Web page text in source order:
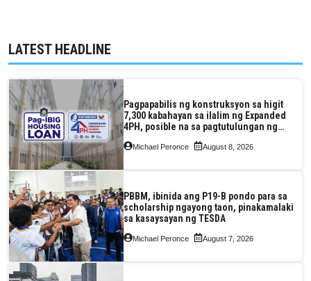
LATEST HEADLINE
Pagpapabilis ng konstruksyon sa higit
7,300 kabahayan sa ilalim ng Expanded
4PH, posible na sa pagtutulungan ng
Pag-IBIG at P.A. Alvarez
Michael Peronce August 8, 2026
PBBM, ibinida ang P19-B pondo para sa
scholarship ngayong taon, pinakamalaki
sa kasaysayan ng TESDA
Michael Peronce August 7, 2026